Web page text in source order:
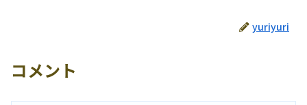
yuriyuri
コメント